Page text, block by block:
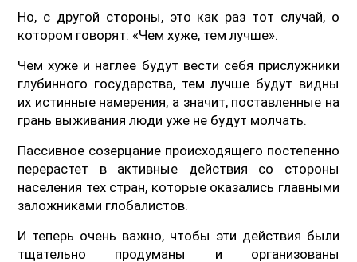
Но, с другой стороны, это как раз тот случай, о
котором говорят: «Чем хуже, тем лучше».
Чем хуже и наглее будут вести себя прислужники
глубинного государства, тем лучше будут видны
их истинные намерения, а значит, поставленные на
грань выживания люди уже не будут молчать.
Пассивное созерцание происходящего постепенно
перерастет в активные действия со стороны
населения тех стран, которые оказались главными
заложниками глобалистов.
И теперь очень важно, чтобы эти действия были
тщательно продуманы и организованы